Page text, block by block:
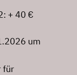
+ 40 €
um
für